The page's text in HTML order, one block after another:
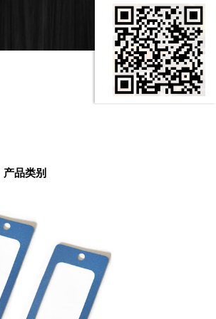
产品类别